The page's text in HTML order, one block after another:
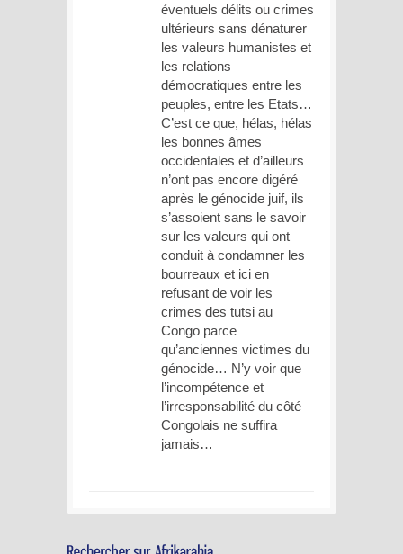
éventuels délits ou crimes
ultérieurs sans dénaturer
les valeurs humanistes et
les relations
démocratiques entre les
peuples, entre les Etats…
C’est ce que, hélas, hélas
les bonnes âmes
occidentales et d’ailleurs
n’ont pas encore digéré
après le génocide juif, ils
s’assoient sans le savoir
sur les valeurs qui ont
conduit à condamner les
bourreaux et ici en
refusant de voir les
crimes des tutsi au
Congo parce
qu’anciennes victimes du
génocide… N’y voir que
l’incompétence et
l’irresponsabilité du côté
Congolais ne suffira
jamais…